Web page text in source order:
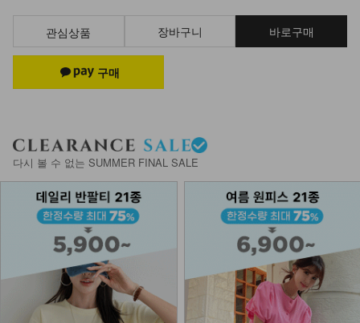
DM62-C-03/클레이 밀짚모자 페도라
32,900
NKA62-BS-4/알루엣 크로스 카고백
14,900
DM43-AC-03/던니켈 벨트
9,900
NKA63-BT-2/매니쉬 꽈배기 벨트
관심상품 장바구니 바로구매
다시 볼 수 없는 SUMMER FINAL SALE